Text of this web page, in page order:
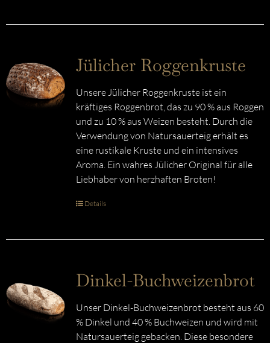
Jülicher Roggenkruste
Unsere Jülicher Roggenkruste ist ein
kräftiges Roggenbrot, das zu 90 % aus Roggen
und zu 10 % aus Weizen besteht. Durch die
Verwendung von Natursauerteig erhält es
eine rustikale Kruste und ein intensives
Aroma. Ein wahres Jülicher Original für alle
Liebhaber von herzhaften Broten!
Details
Dinkel-Buchweizenbrot
Unser Dinkel-Buchweizenbrot besteht aus 60
% Dinkel und 40 % Buchweizen und wird mit
Natursauerteig gebacken. Diese besondere